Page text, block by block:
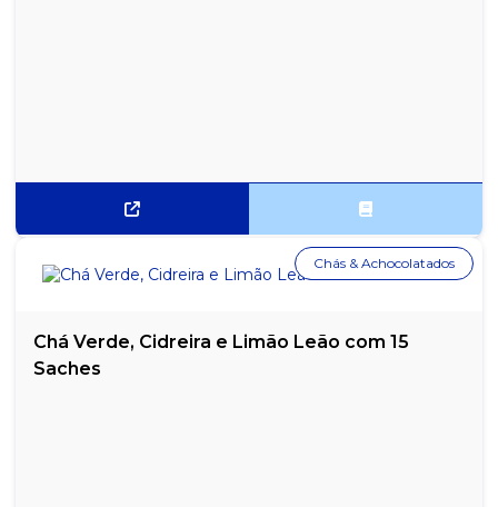
Chá Verde, Cidreira e Limão Leão com 15
Saches
Chás & Achocolatados